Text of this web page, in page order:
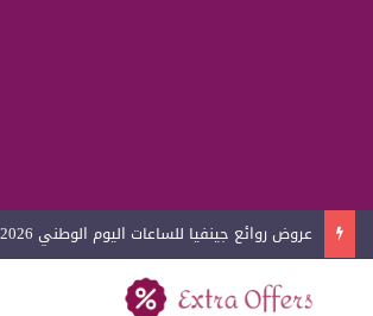
عروض روائع جينفيا للساعات اليوم الوطني 2026
بحث عن